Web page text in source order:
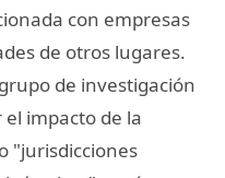
con empresas
de otros lugares.
de investigación
impacto de la
"jurisdicciones